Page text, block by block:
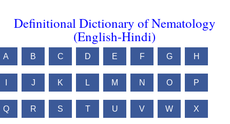
Definitional Dictionary of Nematology
(English-Hindi)
A B C D E F G H
J K L M N O P
Q R S T U V W X